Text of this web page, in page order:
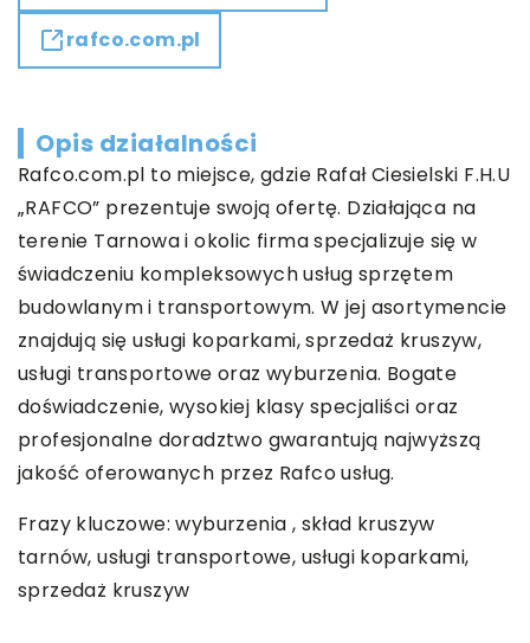
rafco.com.pl
Opis działalności
Rafco.com.pl to miejsce, gdzie Rafał Ciesielski F.H.U
„RAFCO” prezentuje swoją ofertę. Działająca na
terenie Tarnowa i okolic firma specjalizuje się w
świadczeniu kompleksowych usług sprzętem
budowlanym i transportowym. W jej asortymencie
znajdują się usługi koparkami, sprzedaż kruszyw,
usługi transportowe oraz wyburzenia. Bogate
doświadczenie, wysokiej klasy specjaliści oraz
profesjonalne doradztwo gwarantują najwyższą
jakość oferowanych przez Rafco usług.
Frazy kluczowe: wyburzenia , skład kruszyw
tarnów, usługi transportowe, usługi koparkami,
sprzedaż kruszyw